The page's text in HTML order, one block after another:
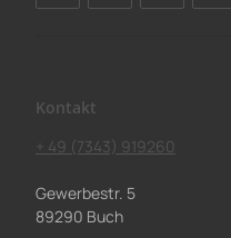
Kontakt
+ 49 (7343) 919260
Gewerbestr. 5
89290 Buch